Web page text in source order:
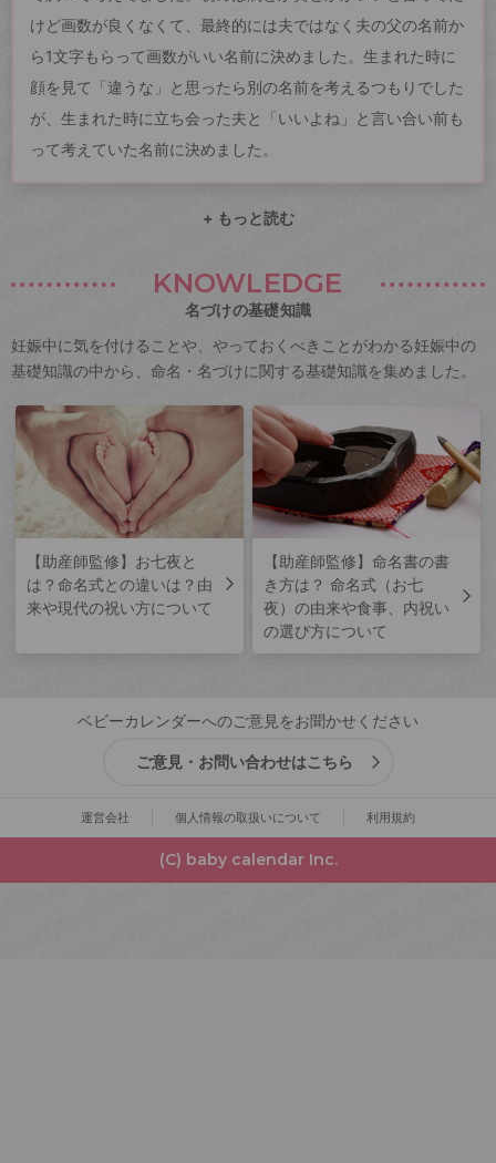
けど画数が良くなくて、最終的には夫ではなく夫の父の名前か
ら1文字もらって画数がいい名前に決めました。生まれた時に
顔を見て「違うな」と思ったら別の名前を考えるつもりでした
が、生まれた時に立ち会った夫と「いいよね」と言い合い前も
って考えていた名前に決めました。
+ もっと読む
KNOWLEDGE
名づけの基礎知識
妊娠中に気を付けることや、やっておくべきことがわかる妊娠中の
基礎知識の中から、命名・名づけに関する基礎知識を集めました。
【助産師監修】お七夜と
は？命名式との違いは？由
来や現代の祝い方について
【助産師監修】命名書の書
き方は？ 命名式（お七
夜）の由来や食事、内祝い
の選び方について
ベビーカレンダーへのご意見をお聞かせください
ご意見・お問い合わせはこちら
運営会社 個人情報の取扱いについて 利用規約
(C) baby calendar Inc.